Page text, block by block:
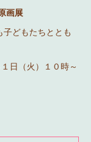
画展
どもたちととも
日（火）１０時～